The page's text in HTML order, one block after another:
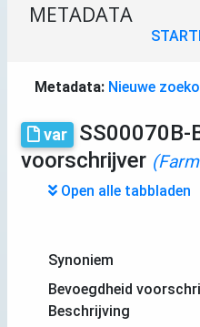
METADATA
Metadata: Nieuwe
var
SS00070B-
voorschrijver
Open alle tabbladen
Synoniem
Bevoegdheid
Beschrijving